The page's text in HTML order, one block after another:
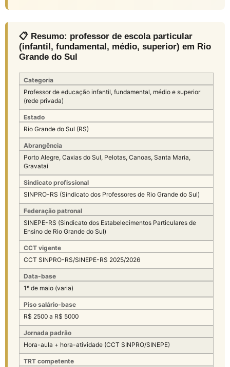
📋 Resumo: professor de escola particular
(infantil, fundamental, médio, superior) em Rio
Grande do Sul
Categoria
Professor de educação infantil, fundamental, médio e superior
(rede privada)
Estado
Rio Grande do Sul (RS)
Abrangência
Porto Alegre, Caxias do Sul, Pelotas, Canoas, Santa Maria,
Gravataí
Sindicato profissional
SINPRO-RS (Sindicato dos Professores de Rio Grande do Sul)
Federação patronal
SINEPE-RS (Sindicato dos Estabelecimentos Particulares de
Ensino de Rio Grande do Sul)
CCT vigente
CCT SINPRO-RS/SINEPE-RS 2025/2026
Data-base
1º de maio (varia)
Piso salário-base
R$ 2500 a R$ 5000
Jornada padrão
Hora-aula + hora-atividade (CCT SINPRO/SINEPE)
TRT competente